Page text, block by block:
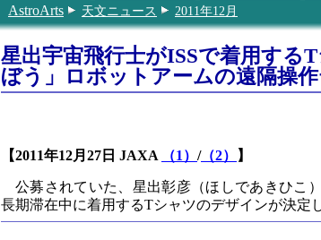
AstroArts 天文ニュース 2011年12月
星出宇宙飛行士がISSで着用する
ぼう」ロボットアームの遠隔操
【2011年12月27日 JAXA （1） /（2） 】
公募されていた、星出彰彦（ほしであきひこ
長期滞在中に着用するTシャツのデザインが決定